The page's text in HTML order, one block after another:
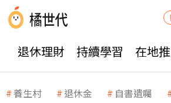
退休理財 持續學習 在地
養生村 退休金 自書遺囑